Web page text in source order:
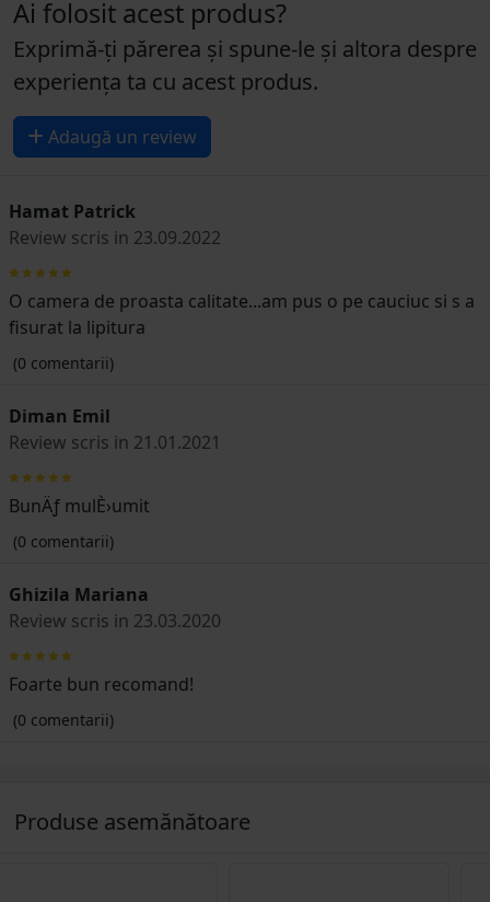
Ai folosit acest produs?
Exprimă-ți părerea și spune-le și altora despre
experiența ta cu acest produs.
Adaugă un review
Hamat Patrick
Review scris in 23.09.2022
O camera de proasta calitate...am pus o pe cauciuc si s a
fisurat la lipitura
(0 comentarii)
Diman Emil
Review scris in 21.01.2021
BunÄƒ mulÈ›umit
(0 comentarii)
Ghizila Mariana
Review scris in 23.03.2020
Foarte bun recomand!
(0 comentarii)
Produse asemănătoare